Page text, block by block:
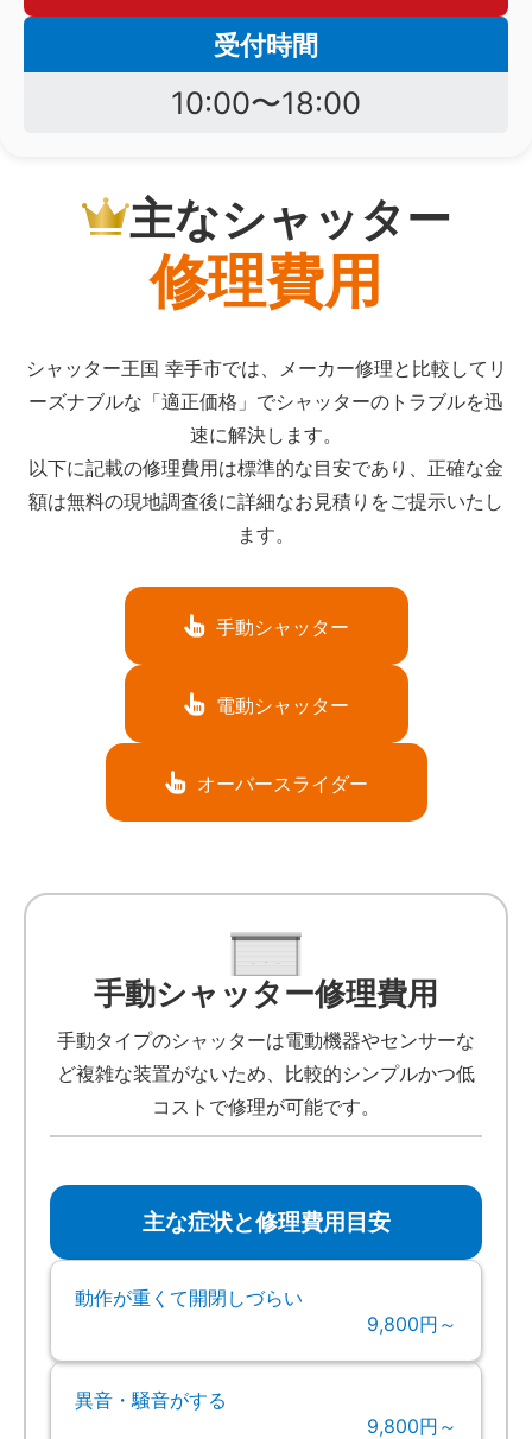
受付時間
10:00〜18:00
主なシャッター
修理費用
シャッター王国 幸手市では、メーカー修理と比較してリ
ーズナブルな「適正価格」でシャッターのトラブルを迅
速に解決します。
以下に記載の修理費用は標準的な目安であり、正確な金
額は無料の現地調査後に詳細なお見積りをご提示いたし
ます。
手動シャッター
電動シャッター
オーバースライダー
手動シャッター修理費用
手動タイプのシャッターは電動機器やセンサーな
ど複雑な装置がないため、比較的シンプルかつ低
コストで修理が可能です。
主な症状と修理費用目安
動作が重くて開閉しづらい
9,800円～
異音・騒音がする
9,800円～